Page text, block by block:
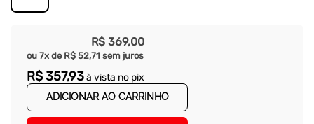
R$ 369,00
ou 7x de R$ 52,71 sem juros
R$357,93à vista no pix
ADICIONAR AO CARRINHO